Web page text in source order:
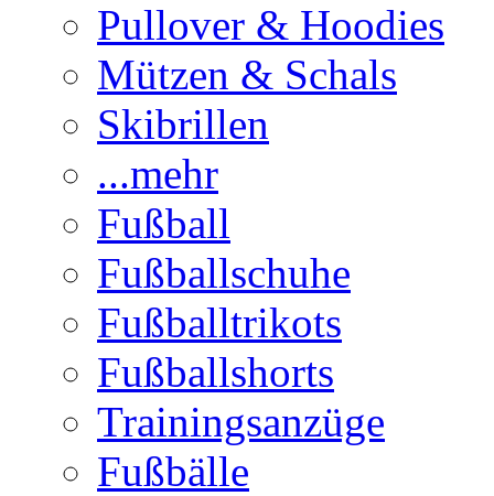
Pullover & Hoodies
Mützen & Schals
Skibrillen
...mehr
Fußball
Fußballschuhe
Fußballtrikots
Fußballshorts
Trainingsanzüge
Fußbälle